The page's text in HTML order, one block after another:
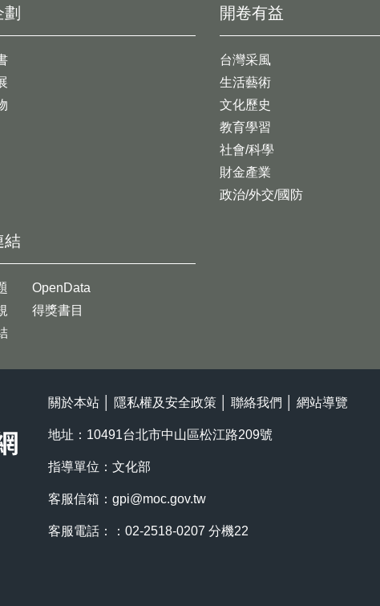
開卷有益
台灣采風
生活藝術
文化歷史
教育學習
社會/科學
財金產業
政治/外交/國防
結
OpenData
得獎書目
關於本站 隱私權及安全政策 聯絡我們 網站導覽
地址：10491台北市中山區松江路209號
指導單位：文化部
客服信箱： gpi@moc.gov.tw
客服電話：：02-2518-0207 分機22